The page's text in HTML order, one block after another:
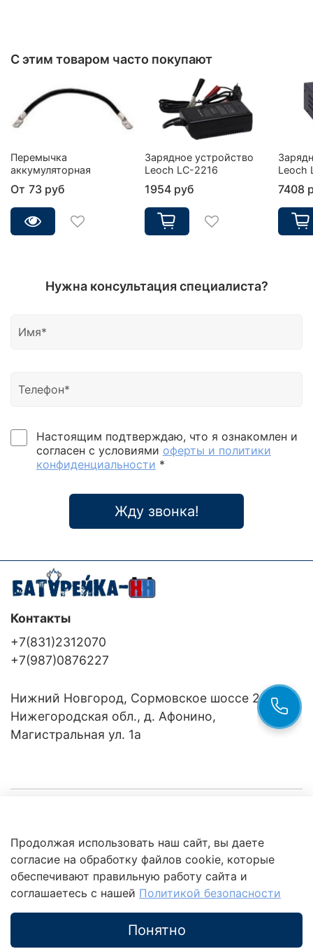
С этим товаром часто покупают
Перемычка
аккумуляторная
От 73 руб
Зарядное устройство
Leoch LC-2216
1954 руб
Leoch
7408
Нужна консультация специалиста?
Настоящим подтверждаю, что я ознакомлен и
согласен с условиями оферты и политики
конфиденциальности *
Жду звонка!
Клиентам
Это интересно
Контакты
+7(831)2312070
+7(987)0876227
Нижний Новгород, Сормовское шоссе 24/36
Нижегородская обл., д. Афонино,
Магистральная ул. 1а
Продолжая использовать наш сайт, вы даете
согласие на обработку файлов cookie, которые
обеспечивают правильную работу сайта и
соглашаетесь с нашей Политикой безопасности
Понятно
обработки